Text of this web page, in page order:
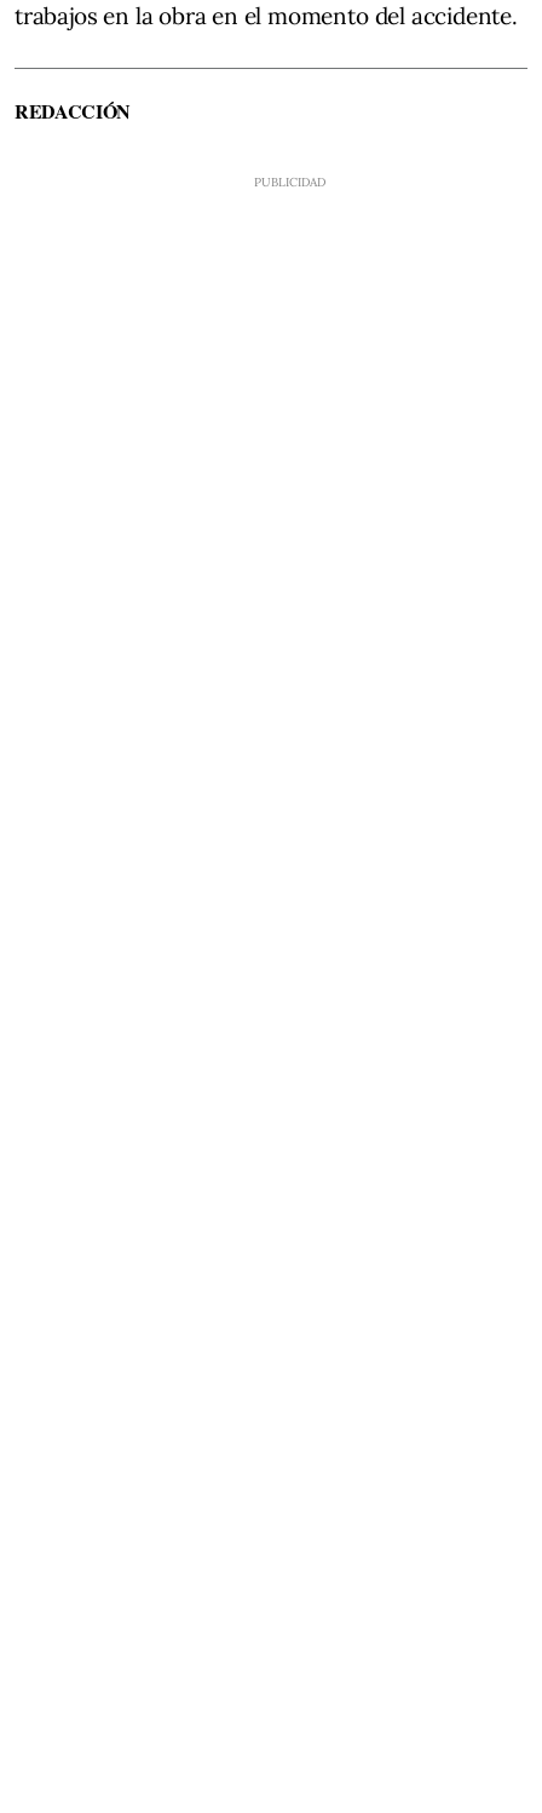
trabajos en la obra en el momento del accidente.
REDACCIÓN